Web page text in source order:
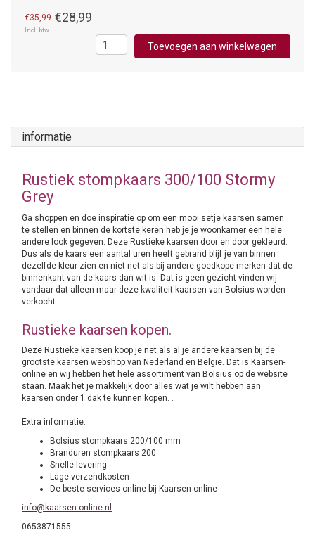
€35,99 €28,99
Incl. btw
Toevoegen aan winkelwagen
informatie
Rustiek stompkaars 300/100 Stormy
Grey
Ga shoppen en doe inspiratie op om een mooi setje kaarsen samen
te stellen en binnen de kortste keren heb je je woonkamer een hele
andere look gegeven. Deze Rustieke kaarsen door en door gekleurd.
Dus als de kaars een aantal uren heeft gebrand blijf je van binnen
dezelfde kleur zien en niet net als bij andere goedkope merken dat de
binnenkant van de kaars dan wit is. Dat is geen gezicht vinden wij
vandaar dat alleen maar deze kwaliteit kaarsen van Bolsius worden
verkocht.
Rustieke kaarsen kopen.
Deze Rustieke kaarsen koop je net als al je andere kaarsen bij de
grootste kaarsen webshop van Nederland en Belgie. Dat is Kaarsen-
online en wij hebben het hele assortiment van Bolsius op de website
staan. Maak het je makkelijk door alles wat je wilt hebben aan
kaarsen onder 1 dak te kunnen kopen. .
Extra informatie:
Bolsius stompkaars 200/100 mm
Branduren stompkaars 200
Snelle levering
Lage verzendkosten
De beste services online bij Kaarsen-online
info@kaarsen-online.nl
0653871555